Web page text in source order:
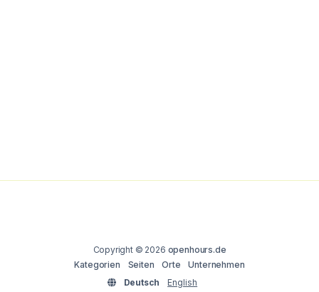
Copyright © 2026 openhours.de
Kategorien
Seiten Orte
Unternehmen
Deutsch
English